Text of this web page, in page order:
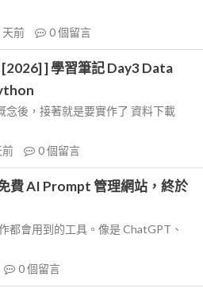
天前 0個留言
] 學習筆記 Day3 Data
念後，接著就是要實作了 資料下載
前 0個留言
費 AI Prompt 管理網站，終於
都會用到的工具。像是 ChatGPT、
0個留言